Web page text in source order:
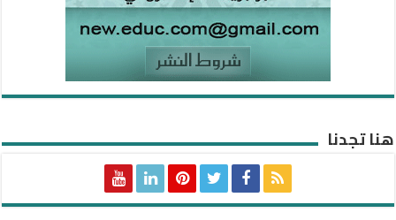
هنا تجدنا